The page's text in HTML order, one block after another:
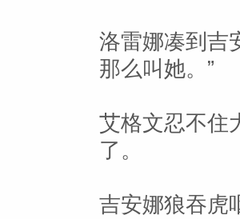
洛雷娜凑到吉
那么叫她。”
艾格文忍不住
了。
吉安娜狼吞虎